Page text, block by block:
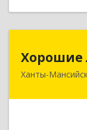
Хорошие
Ханты-Мансийск
628007,